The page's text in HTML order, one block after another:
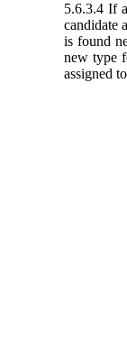
5.6.3.4 If
candidate
is found
new type
assigned